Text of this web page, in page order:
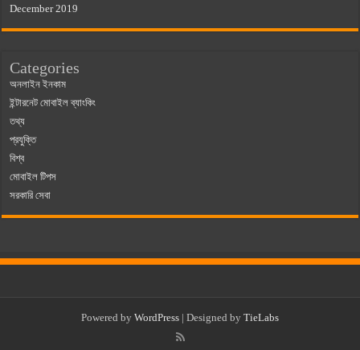
December 2019
Categories
অনলাইন ইনকাম
ইন্টারনেট মোবাইল ব্যাংকিং
তথ্য
প্রযুক্তি
বিশ্ব
মোবাইল টিপস
সরকারি সেবা
Powered by WordPress | Designed by TieLabs